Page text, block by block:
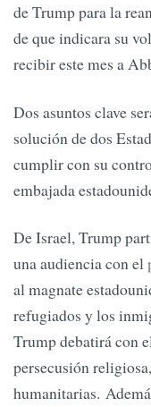
de Trump para la
de que indicara su
recibir este mes a
Dos asuntos clave
solución de dos
cumplir con su
embajada
De Israel, Trump
una audiencia con el
al magnate
refugiados y los
Trump debatirá con
persecusión
humanitarias.